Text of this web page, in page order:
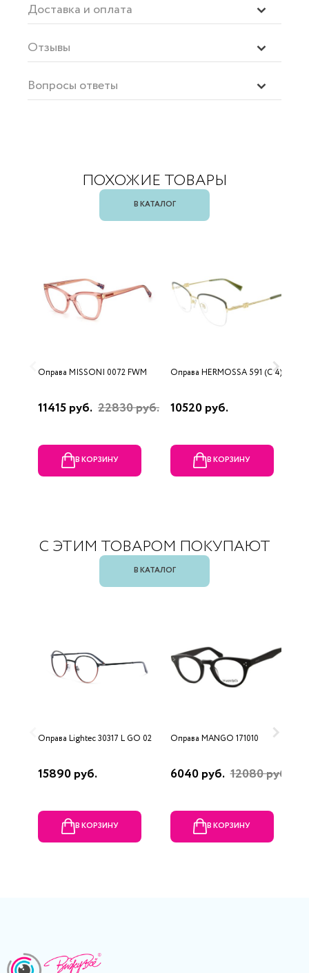
Доставка и оплата
Отзывы
Вопросы ответы
ПОХОЖИЕ ТОВАРЫ
В КАТАЛОГ
Оправа MISSONI 0072 FWM
11415 руб. 22830 руб.
В КОРЗИНУ
Оправа HERMOSSA 591 (C 4)
10520 руб.
В КОРЗИНУ
С ЭТИМ ТОВАРОМ ПОКУПАЮТ
В КАТАЛОГ
Оправа Lightec 30317 L GO 02
15890 руб.
В КОРЗИНУ
Оправа MANGO 171010
6040 руб. 12080 руб.
В КОРЗИНУ